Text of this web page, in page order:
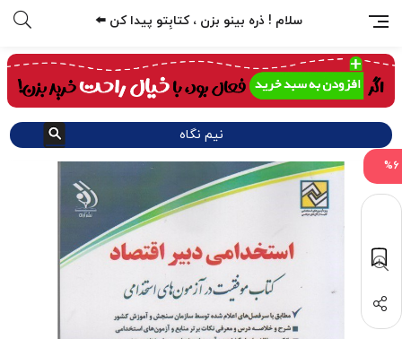
سلام ! ذره بینو بزن ، کتابِتو پیدا کن ⬅️
نیم نگاه